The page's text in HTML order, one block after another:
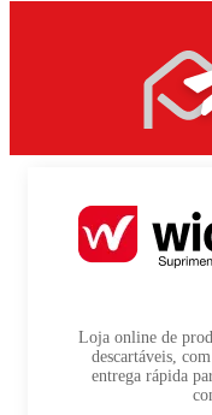
Loja online de
descartáveis,
entrega rápida